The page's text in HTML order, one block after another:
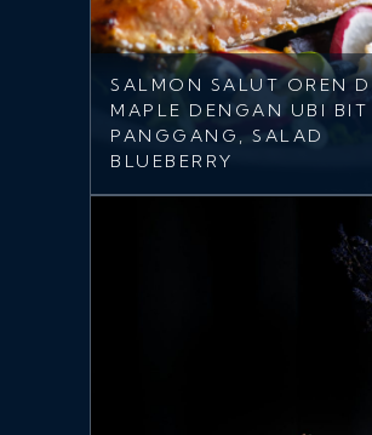
SALMON SALUT OREN
MAPLE DENGAN UBI BIT
PANGGANG, SALAD
BLUEBERRY